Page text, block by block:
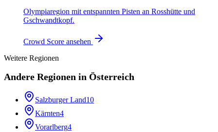
Olympiaregion mit entspannten Pisten an Rosshütte und
Gschwandtkopf.
Crowd Score ansehen
Weitere Regionen
Andere Regionen in Österreich
Salzburger Land10
Kärnten4
Vorarlberg4